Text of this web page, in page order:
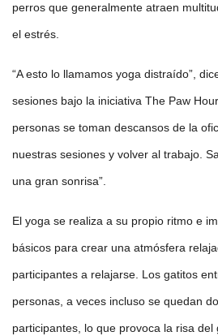
perros que generalmente atraen
el estrés.
“A esto lo llamamos yoga distraído”,
sesiones bajo la iniciativa The Paw
personas se toman descansos de la
nuestras sesiones y volver al trabajo.
una gran sonrisa”.
El yoga se realiza a su propio ritmo e
básicos para crear una atmósfera
participantes a relajarse. Los gatitos
personas, a veces incluso se quedan
participantes, lo que provoca la risa del